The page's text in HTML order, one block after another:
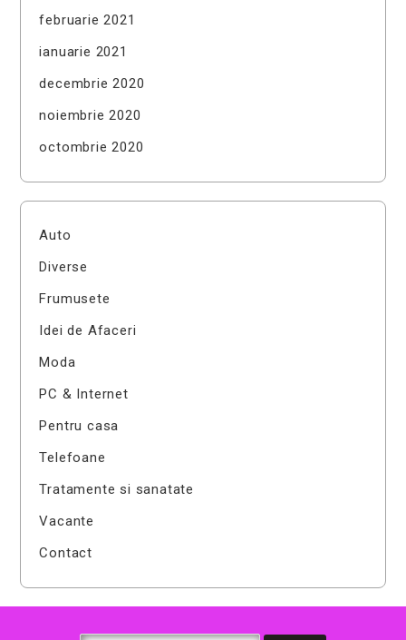
februarie 2021
ianuarie 2021
decembrie 2020
noiembrie 2020
octombrie 2020
Auto
Diverse
Frumusete
Idei de Afaceri
Moda
PC & Internet
Pentru casa
Telefoane
Tratamente si sanatate
Vacante
Contact